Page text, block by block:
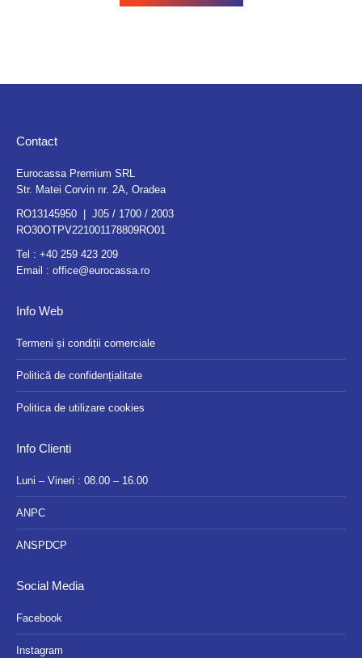
Contact
Eurocassa Premium SRL
Str. Matei Corvin nr. 2A, Oradea
RO13145950 | J05 / 1700 / 2003
RO30OTPV221001178809RO01
Tel : +40 259 423 209
Email : office@eurocassa.ro
Info Web
Termeni și condiții comerciale
Politică de confidențialitate
Politica de utilizare cookies
Info Clienti
Luni – Vineri : 08.00 – 16.00
ANPC
ANSPDCP
Social Media
Facebook
Instagram